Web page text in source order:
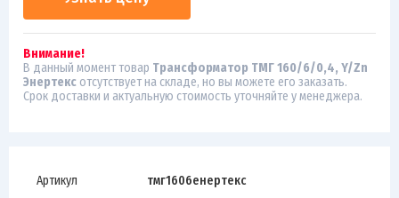
Внимание!
В данный момент товар Трансформатор ТМГ 160/6/0,4, Y/Zn
Энертекс отсутствует на складе, но вы можете его заказать.
Срок доставки и актуальную стоимость уточняйте у менеджера.
Артикул тмг1606енертекс